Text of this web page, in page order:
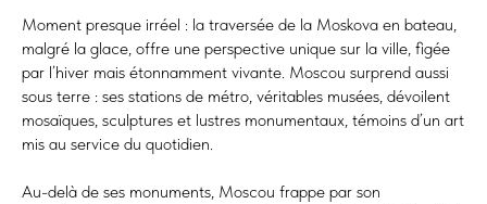
Moment presque irréel : la traversée de la Moskova en bateau,
malgré la glace, offre une perspective unique sur la ville, figée
par l’hiver mais étonnamment vivante. Moscou surprend aussi
sous terre : ses stations de métro, véritables musées, dévoilent
mosaïques, sculptures et lustres monumentaux, témoins d’un art
mis au service du quotidien.
Au-delà de ses monuments, Moscou frappe par son